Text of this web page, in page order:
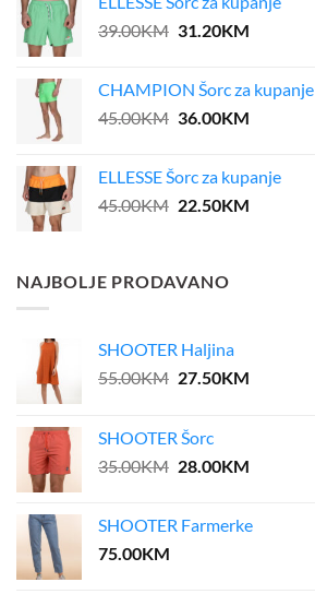
39.00KM Original
39.00KM.
31.20KMCurrent
31.20KM.
CHAMPION Šorc za kupanje
45.00KM Original
45.00KM.
36.00KMCurrent
36.00KM.
ELLESSE Šorc za kupanje
45.00KM Original
45.00KM.
22.50KMCurrent
NAJBOLJE PRODAVANO
SHOOTER Haljina
55.00KM Original
55.00KM.
27.50KMCurrent
SHOOTER Šorc
35.00KM Original
35.00KM.
28.00KMCurrent
28.00KM.
SHOOTER Farmerke
75.00KM